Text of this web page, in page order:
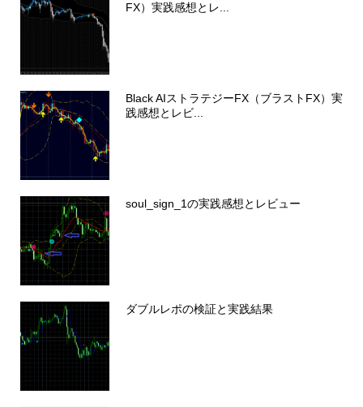
FX）実践感想とレ...
Black AIストラテジーFX（ブラストFX）実
践感想とレビ...
soul_sign_1の実践感想とレビュー
ダブルレポの検証と実践結果